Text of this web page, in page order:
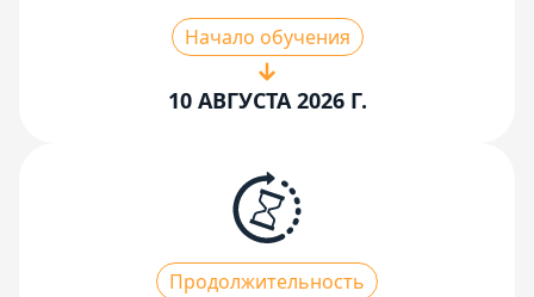
Начало обучения
10 АВГУСТА 2026 Г.
Продолжительность